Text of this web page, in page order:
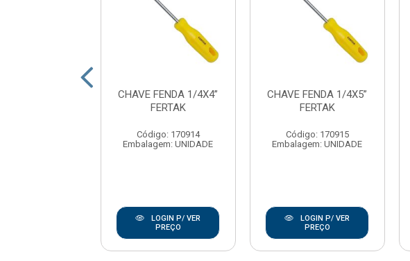
CHAVE FENDA 1/4X4”
FERTAK
Código: 170914
Embalagem: UNIDADE
LOGIN P/ VER
PREÇO
CHAVE FENDA 1/4X5”
FERTAK
Código: 170915
Embalagem: UNIDADE
LOGIN P/ VER
PREÇO